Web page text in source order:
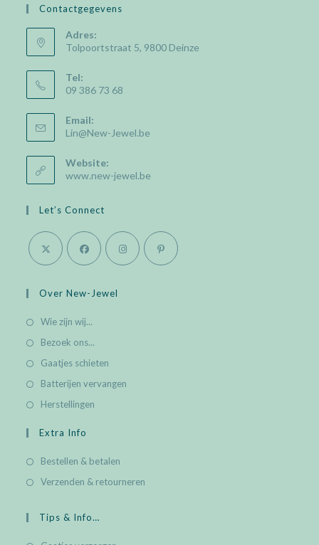
Contactgegevens
Adres:
Tolpoortstraat 5, 9800 Deinze
Tel:
09 386 73 68
Email:
Lin@New-Jewel.be
Website:
www.new-jewel.be
Let’s Connect
in
new
tab
in
new
tab
in
Over New-Jewel
Wie zijn wij...
Bezoek ons...
Gaatjes schieten
Batterijen vervangen
Herstellingen
Extra Info
Bestellen & betalen
Verzenden & retourneren
Tips & Info…